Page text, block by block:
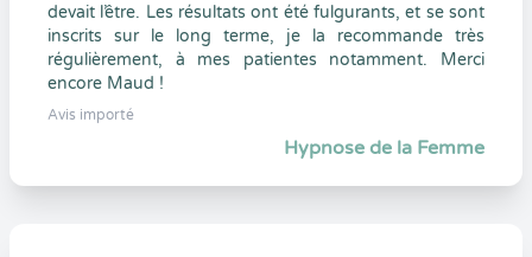
devait l’être. Les résultats ont été fulgurants, et se sont
inscrits sur le long terme, je la recommande très
régulièrement, à mes patientes notamment. Merci
encore Maud !
Avis importé
Hypnose de la Femme